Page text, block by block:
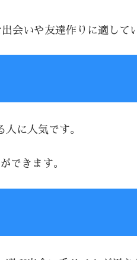
会いや友達作りに適して
に人気です。
できます。